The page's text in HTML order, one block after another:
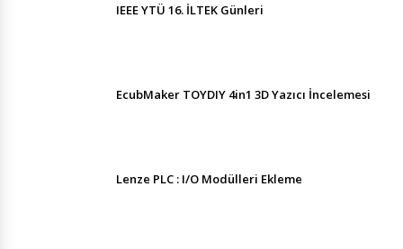
IEEE YTÜ 16. İLTEK Günleri
EcubMaker TOYDIY 4in1 3D Yazıcı İncelemesi
Lenze PLC : I/O Modülleri Ekleme